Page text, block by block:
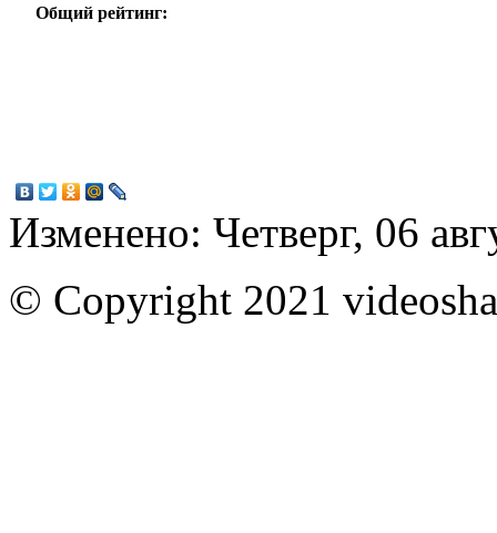
Общий рейтинг:
Изменено: Четверг, 06
© Copyright 2021